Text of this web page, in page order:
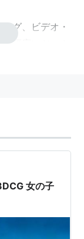
グ、ビデオ・
幅広いツール
女の子